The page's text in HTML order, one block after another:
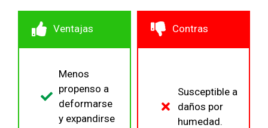
Ventajas Contras
Menos
propenso a
deformarse
y expandirse
Susceptible a
daños por
humedad.